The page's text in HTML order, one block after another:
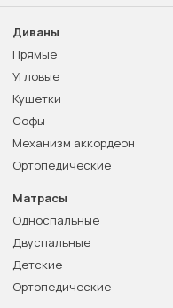
Диваны
Прямые
Угловые
Кушетки
Софы
Механизм аккордеон
Ортопедические
Матрасы
Односпальные
Двуспальные
Детские
Ортопедические